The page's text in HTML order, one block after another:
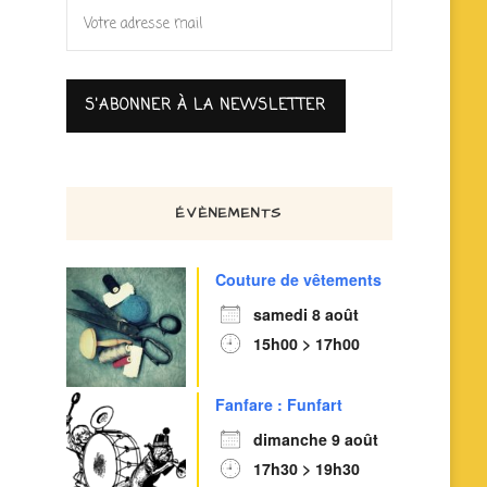
ÉVÈNEMENTS
Couture de vêtements
samedi 8 août
15h00 > 17h00
Fanfare : Funfart
dimanche 9 août
17h30 > 19h30